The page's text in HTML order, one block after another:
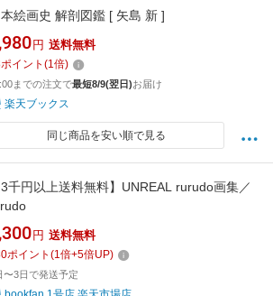
本絵画史 解剖図鑑 [ 矢島 新 ]
円 送料無料
ポイント (1倍)
までの注文で最短8/9(翌日)お届け
楽天ブックス
同じ商品を安い順で見る
3千円以上送料無料】UNREAL rurudo画集／
円 送料無料
ポイント (1倍+5倍UP)
〜3日で発送予定